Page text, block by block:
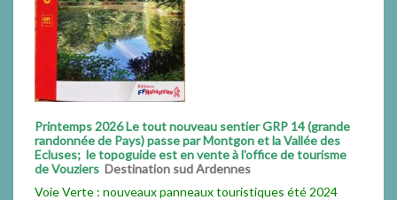
Printemps 2026 Le tout nouveau sentier GRP 14 (grande
randonnée de Pays) passe par Montgon et la Vallée des
Ecluses; le topoguide est en vente à l'office de tourisme
de Vouziers Destination sud Ardennes
Voie Verte : nouveaux panneaux touristiques été 2024